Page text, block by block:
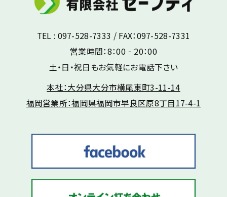
TEL : 097-528-7333 / FAX：097-528-7331
営業時間：8：00‐20：00
土・日・祝日もお気軽にお電話下さい
本社：大分県大分市横尾東町3-11-14
福岡営業所：福岡県福岡市早良区原8丁目17-4-1